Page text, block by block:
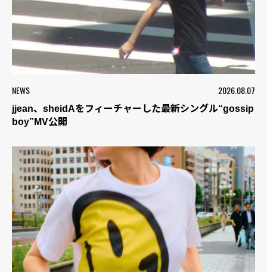
NEWS 2026.08.07
jjean、sheidAをフィーチャーした最新シングル“gossip
boy”MV公開